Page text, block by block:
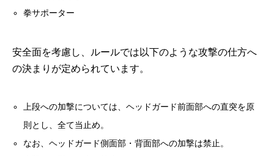
拳サポーター
安全面を考慮し、ルールでは以下のような攻撃の仕方へ
の決まりが定められています。
上段への加撃については、ヘッドガード前面部への直突を原
則とし、全て当止め。
なお、ヘッドガード側面部・背面部への加撃は禁止。